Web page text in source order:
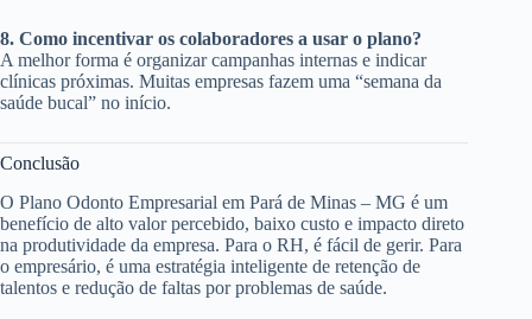
8. Como incentivar os colaboradores a usar o plano?
A melhor forma é organizar campanhas internas e indicar
clínicas próximas. Muitas empresas fazem uma “semana da
saúde bucal” no início.
Conclusão
O Plano Odonto Empresarial em Pará de Minas – MG é um
benefício de alto valor percebido, baixo custo e impacto direto
na produtividade da empresa. Para o RH, é fácil de gerir. Para
o empresário, é uma estratégia inteligente de retenção de
talentos e redução de faltas por problemas de saúde.